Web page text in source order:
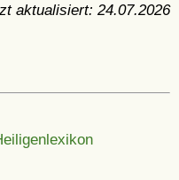
aktualisiert: 24.07.2026